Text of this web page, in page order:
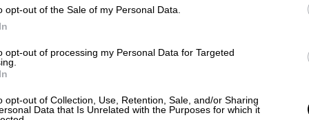
opt-out of the Sale of my Personal Data.
opt-out of processing my Personal Data for Targeted
opt-out of Collection, Use, Retention, Sale, and/or Sharing
Data that Is Unrelated with the Purposes for which it